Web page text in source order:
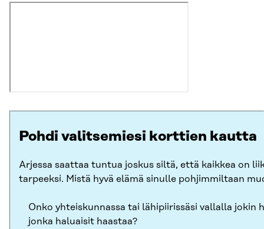
Pohdi valitsemiesi korttien kautta
Arjessa saattaa tuntua joskus siltä, että kaikkea on
tarpeeksi. Mistä hyvä elämä sinulle pohjimmiltaan
Onko yhteiskunnassa tai lähipiirissäsi vallalla jokin
jonka haluaisit haastaa?